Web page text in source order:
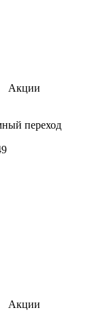
Акции
переход
Акции